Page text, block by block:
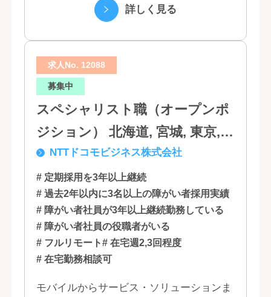
で、情報のスピード、質、量ともに他社に
詳しく見る
求人No. 12088
募集中
スペシャリスト職（オープンポ
ジション） 北海道, 宮城, 東京,
石川, 愛知, 大阪, 広島, 香川, 福岡
NTTドコモビジネス株式会社
# 定期採用を3年以上継続
# 過去2年以内に3名以上の障がい者採用実績
# 障がい者社員が3年以上継続勤務している
# 障がい者社員の役職者がいる
# フルリモート# 在宅週2,3回程度
# 在宅勤務相談可
モバイルからサービス・ソリューションま